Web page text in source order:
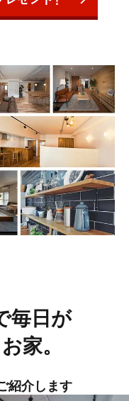
毎日が
家。
紹介します